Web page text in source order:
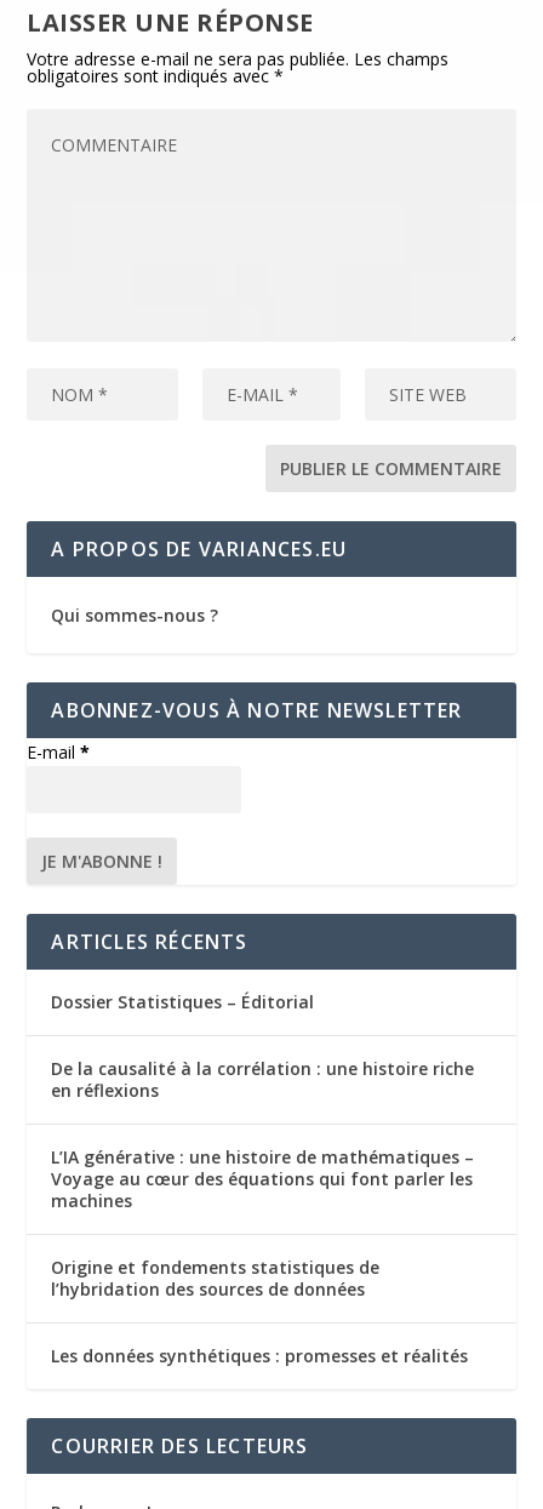
LAISSER UNE RÉPONSE
Votre adresse e-mail ne sera pas publiée. Les champs
obligatoires sont indiqués avec*
A PROPOS DE VARIANCES.EU
Qui sommes-nous ?
ABONNEZ-VOUS À NOTRE NEWSLETTER
E-mail*
ARTICLES RÉCENTS
Dossier Statistiques – Éditorial
De la causalité à la corrélation : une histoire riche
en réflexions
L’IA générative : une histoire de mathématiques –
Voyage au cœur des équations qui font parler les
machines
Origine et fondements statistiques de
l’hybridation des sources de données
Les données synthétiques : promesses et réalités
COURRIER DES LECTEURS